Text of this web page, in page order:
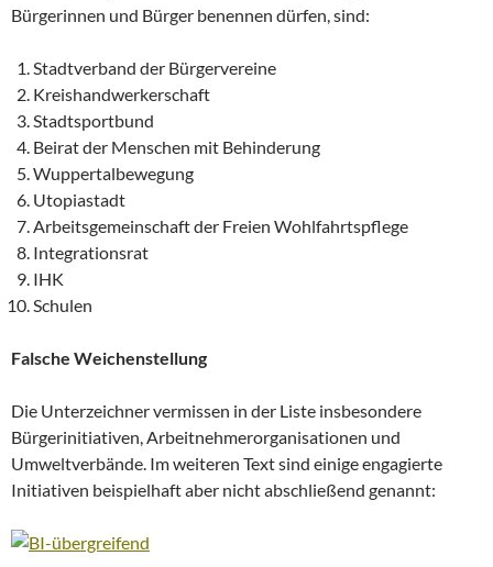
Bürgerinnen und Bürger benennen dürfen, sind:
Stadtverband der Bürgervereine
Kreishandwerkerschaft
Stadtsportbund
Beirat der Menschen mit Behinderung
Wuppertalbewegung
Utopiastadt
Arbeitsgemeinschaft der Freien Wohlfahrtspflege
Integrationsrat
IHK
Schulen
Falsche Weichenstellung
Die Unterzeichner vermissen in der Liste insbesondere
Bürgerinitiativen, Arbeitnehmerorganisationen und
Umweltverbände. Im weiteren Text sind einige engagierte
Initiativen beispielhaft aber nicht abschließend genannt: